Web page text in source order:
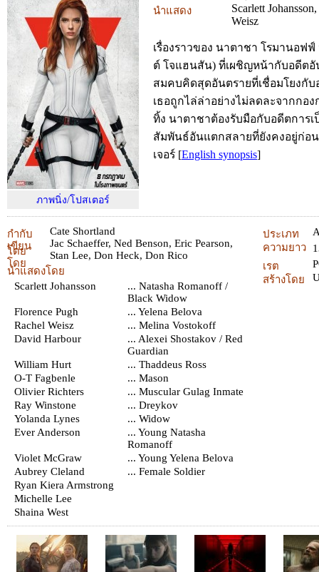
ภาพนิ่ง/โปสเตอร์
นำแสดง
Scarlett
Weisz
เรื่องราวของ นาตาชา โรมานอฟ
ต์ โจแฮนสัน) ที่เผชิญหน้ากับอดีตอั
สมคบคิดสุดอันตรายที่เชื่อมโยงกั
เธอถูกไล่ล่าอย่างไม่ลดละจากกอ
ทิ้ง นาตาชาต้องรับมือกับอดีตการ
สัมพันธ์อันแตกสลายที่ยังคงอยู่ก่อน
เจอร์ [English synopsis]
กำกับ
โดย
Cate Shortland
เขียน
โดย
Jac Schaeffer, Ned Benson, Eric Pearson,
Stan Lee, Don Heck, Don Rico
นำแสดงโดย
Scarlett Johansson
... Natasha Romanoff /
Black Widow
Florence Pugh
... Yelena Belova
Rachel Weisz
... Melina Vostokoff
David Harbour
... Alexei Shostakov / Red
Guardian
William Hurt
... Thaddeus Ross
O-T Fagbenle
... Mason
Olivier Richters
... Muscular Gulag Inmate
Ray Winstone
... Dreykov
Yolanda Lynes
... Widow
Ever Anderson
... Young Natasha
Romanoff
Violet McGraw
... Young Yelena Belova
Aubrey Cleland
... Female Soldier
Ryan Kiera Armstrong
Michelle Lee
Shaina West
ประเภท
ความยาว
เรต
สร้างโดย